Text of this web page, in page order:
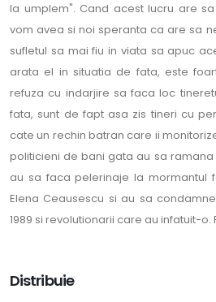
la umplem". Cand acest lucru are
vom avea si noi speranta ca are sa
sufletul sa mai fiu in viata sa apuc
arata el in situatia de fata, este
refuza cu indarjire sa faca loc
fata, sunt de fapt asa zis tineri cu
cate un rechin batran care ii
politicieni de bani gata au sa
au sa faca pelerinaje la mormantul
Elena Ceausescu si au sa
1989 si revolutionarii care au infatuit-o.
Distribuie